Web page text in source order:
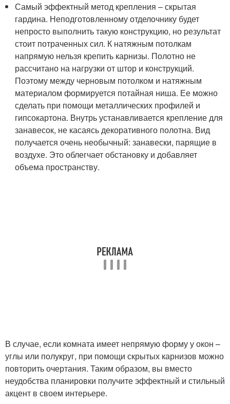
Самый эффектный метод крепления – скрытая
гардина. Неподготовленному отделочнику будет
непросто выполнить такую конструкцию, но результат
стоит потраченных сил. К натяжным потолкам
напрямую нельзя крепить карнизы. Полотно не
рассчитано на нагрузки от штор и конструкций.
Поэтому между черновым потолком и натяжным
материалом формируется потайная ниша. Ее можно
сделать при помощи металлических профилей и
гипсокартона. Внутрь устанавливается крепление для
занавесок, не касаясь декоративного полотна. Вид
получается очень необычный: занавески, парящие в
воздухе. Это облегчает обстановку и добавляет
объема пространству.
В случае, если комната имеет непрямую форму у окон –
углы или полукруг, при помощи скрытых карнизов можно
повторить очертания. Таким образом, вы вместо
неудобства планировки получите эффектный и стильный
акцент в своем интерьере.